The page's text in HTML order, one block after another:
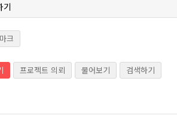
기
크
프로젝트 의뢰 물어보기
검색하기